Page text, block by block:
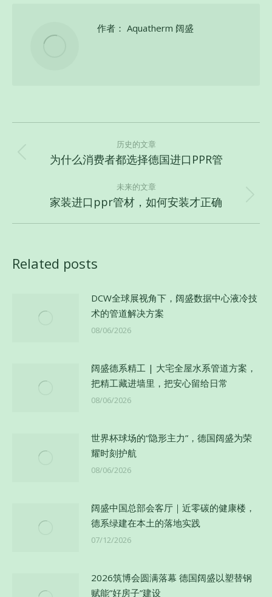
作者： Aquatherm 阔盛
历史的文章
历
的
文
为什么消费者都选择德国进口PPR管
未来的文章
家装进口ppr管材，如何安装才正确
Related posts
DCW全球展视角下，阔盛数据中心液冷技
术的管道解决方案
08/06/2026
阔盛德系精工 | 大宅全屋水系管道方案，
把精工藏进墙里，把安心留给日常
08/06/2026
世界杯球场的“隐形主力”，德国阔盛为荣
耀时刻护航
08/06/2026
阔盛中国总部会客厅｜近零碳的健康楼，
德系绿建在本土的落地实践
07/12/2026
2026筑博会圆满落幕 德国阔盛以塑替钢
赋能”好房子”建设